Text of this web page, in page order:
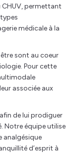
CHUV, permettant
médicale à la
sont au coeur
Pour cette
associée aux
de lui prodiguer
Notre équipe utilise
analgésique
d’esprit à